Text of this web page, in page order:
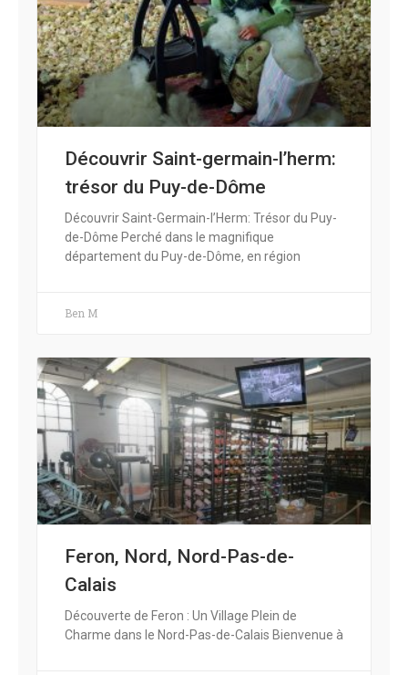
Découvrir Saint-germain-l’herm:
trésor du Puy-de-Dôme
Découvrir Saint-Germain-l’Herm: Trésor du Puy-
de-Dôme Perché dans le magnifique
département du Puy-de-Dôme, en région
Ben M
Feron, Nord, Nord-Pas-de-
Calais
Découverte de Feron : Un Village Plein de
Charme dans le Nord-Pas-de-Calais Bienvenue à